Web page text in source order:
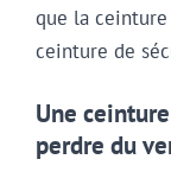
que la
ceinture de
Une
perdre du